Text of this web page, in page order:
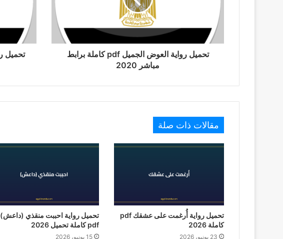
تحميل رواية العوض الجميل pdf كاملة برابط
مباشر 2020
مقالات ذات صلة
تحميل رواية أُرغمت على عشقك pdf
كاملة 2026
23 يونيو، 2026
تحميل رواية احببت منقذي (داعش)
pdf كاملة تحميل 2026
15 يونيو، 2026